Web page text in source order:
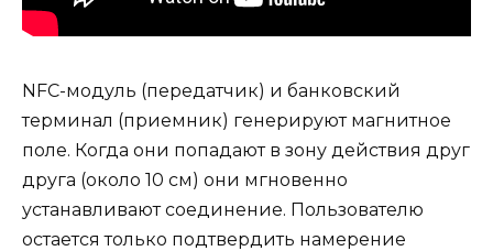
NFC-модуль (передатчик) и банковский
терминал (приемник) генерируют магнитное
поле. Когда они попадают в зону действия друг
друга (около 10 см) они мгновенно
устанавливают соединение. Пользователю
остается только подтвердить намерение